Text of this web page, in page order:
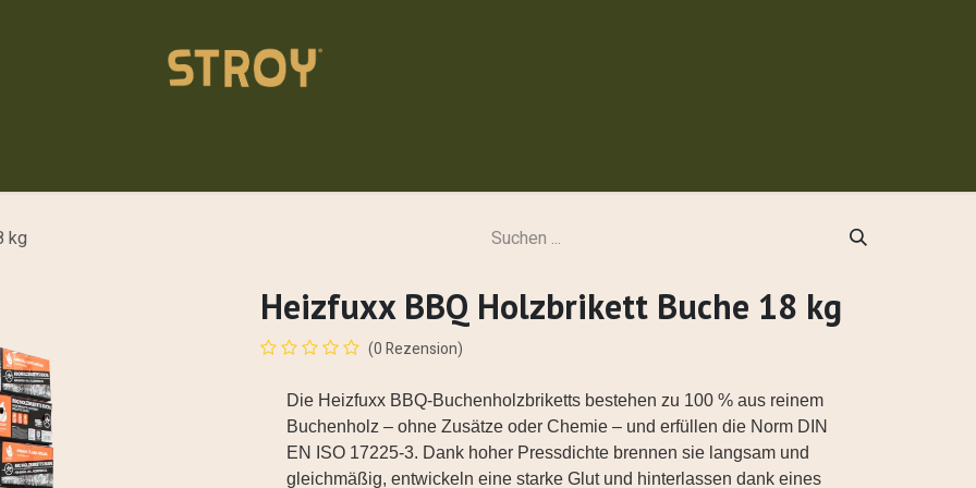
kg
Heizfuxx BBQ Holzbrikett Buche 18 kg
(0 Rezension)
Die Heizfuxx BBQ-Buchenholzbriketts bestehen zu 100 % aus reinem
Buchenholz – ohne Zusätze oder Chemie – und erfüllen die Norm DIN
EN ISO 17225-3. Dank hoher Pressdichte brennen sie langsam und
gleichmäßig, entwickeln eine starke Glut und hinterlassen dank eines